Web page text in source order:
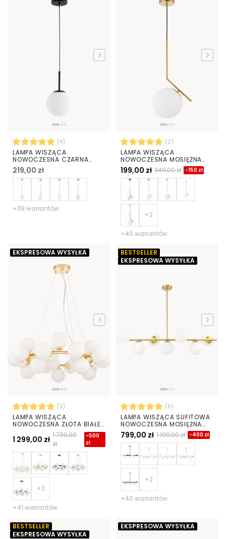
(4)
LAMPA WISZĄCA
NOWOCZESNA CZARNA
BIAŁA KULA FREDICA 15
219,00 zł
+39 wariantów
(2)
LAMPA WISZĄCA
NOWOCZESNA MOSIĘŻNA
BIAŁA KULA SORENTO 20
199,00 zł 349,00 zł -150 zł
+40 wariantów
EKSPRESOWA WYSYŁKA
(3)
LAMPA WISZĄCA
NOWOCZESNA ZŁOTA BIAŁE
KULE MARSIADA 25
1 299,00 zł 1 799,00
zł
-500
zł
+41 wariantów
BESTSELLER
EKSPRESOWA WYSYŁKA
(5)
LAMPA WISZĄCA SUFITOWA
NOWOCZESNA MOSIĘŻNA
BIAŁE KULE FREDICA 7
799,00 zł 1 199,00 zł -400 zł
+40 wariantów
BESTSELLER
EKSPRESOWA WYSYŁKA
EKSPRESOWA WYSYŁKA